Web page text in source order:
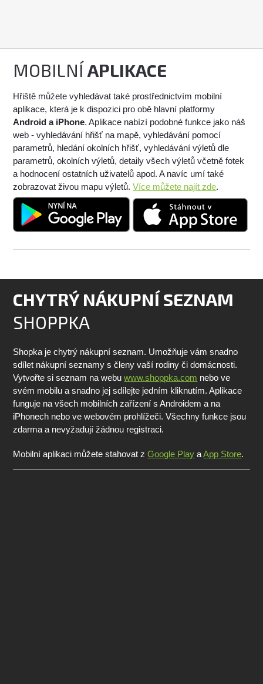
MOBILNÍAPLIKACE
Hřiště můžete vyhledávat také prostřednictvím mobilní
aplikace, která je k dispozici pro obě hlavní platformy
Android a iPhone. Aplikace nabízí podobné funkce jako náš
web - vyhledávání hřišť na mapě, vyhledávání pomocí
parametrů, hledání okolních hřišť, vyhledávání výletů dle
parametrů, okolních výletů, detaily všech výletů včetně fotek
a hodnocení ostatních uživatelů apod. A navíc umí také
zobrazovat živou mapu výletů.Více můžete najít zde.
CHYTRÝ NÁKUPNÍ SEZNAM
SHOPPKA
Shopka je chytrý nákupní seznam. Umožňuje vám snadno
sdílet nákupní seznamy s členy vaší rodiny či domácnosti.
Vytvořte si seznam na webuwww.shoppka.com nebo ve
svém mobilu a snadno jej sdílejte jedním kliknutím. Aplikace
funguje na všech mobilních zařízení s Androidem a na
iPhonech nebo ve webovém prohlížeči. Všechny funkce jsou
zdarma a nevyžadují žádnou registraci.
Mobilní aplikaci můžete stahovat zGoogle Play aApp Store.